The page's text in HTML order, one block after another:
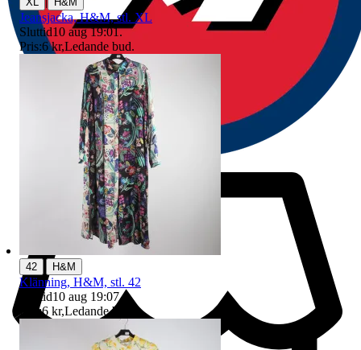
Jeansjacka, H&M, stl. XL
Sluttid10 aug 19:01.
Pris:6 kr,Ledande bud.
42 H&M
Klänning, H&M, stl. 42
Sluttid10 aug 19:07.
Pris:6 kr,Ledande bud